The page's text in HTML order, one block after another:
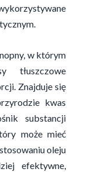
w którym
tłuszczowe
Znajduje się
kwas
substancji
może mieć
oleju
efektywne,